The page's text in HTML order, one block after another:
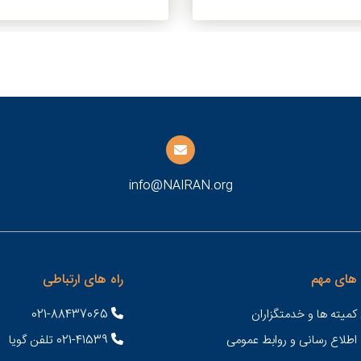
info@NAIRAN.org
های مهم
کمیته ها و خدمتگزاران
اطلاع رسانی و روابط عمومی
راه های ارتباطی